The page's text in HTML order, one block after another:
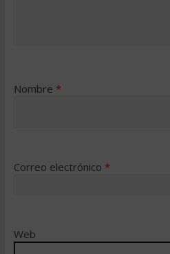
Nombre *
Correo electrónico *
Web